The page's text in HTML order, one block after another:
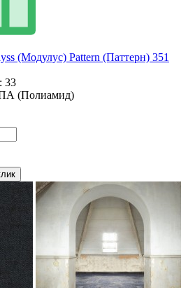
(Модулус) Pattern (Паттерн) 351
33
(Полиамид)